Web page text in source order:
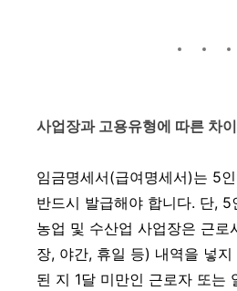
사업장과 고용유형에 따른 차
임금명세서(급여명세서)는 5
반드시 발급해야 합니다. 단,
농업 및 수산업 사업장은 근로
장, 야간, 휴일 등) 내역을 넣
된 지 1달 미만인 근로자 또는